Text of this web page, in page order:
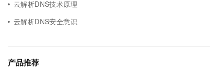
云解析DNS技术原理
云解析DNS安全意识
产品推荐